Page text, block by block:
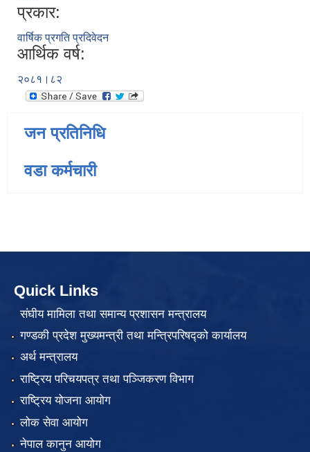
प्रकार:
वार्षिक प्रगति प्रदिवेदन
आर्थिक वर्ष:
२०८१।८२
जन प्रतिनिधि
वडा कर्मचारी
Quick Links
संघीय मामिला तथा समान्य प्रशासन मन्त्रालय
गण्डकी प्रदेश मुख्यमन्त्री तथा मन्त्रिपरिषद्को कार्यालय
अर्थ मन्त्रालय
राष्ट्रिय परिचयपत्र तथा पञ्जिकरण विभाग
राष्ट्रिय योजना आयोग
लोक सेवा आयोग
नेपाल कानुन आयोग